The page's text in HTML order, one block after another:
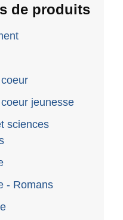
de produits
jeunesse
sciences
- Romans